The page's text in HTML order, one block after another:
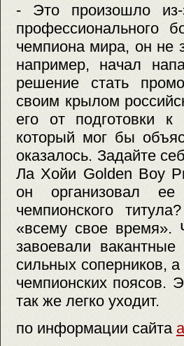
- Это произошло
профессионального
чемпиона мира, он не
например, начал
решение стать
своим крылом
его от подготовки к
который мог бы
оказалось. Задайте
Ла Хойи Golden Boy
он организовал ее
чемпионского
«всему свое время».
завоевали
сильных соперников,
чемпионских поясов.
так же легко уходит.
по информации сайта